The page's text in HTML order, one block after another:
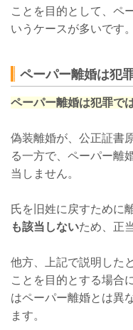
ことを目的として、ペ
いうケースが多いです。
ペーパー離婚は犯
ペーパー離婚は犯罪で
偽装離婚が、公正証書
る一方で、ペーパー離
当しません。
氏を旧姓に戻すために
も該当しないため、正
他方、上記で説明した
ことを目的とする場合
はペーパー離婚とは異
ます。